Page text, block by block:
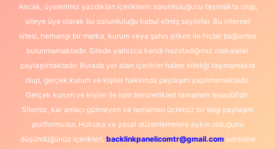
Ancak, üyelerimiz yazdıkları içeriklerin sorumluluğunu taşımakta olup,
siteye üye olarak bu sorumluluğu kabul etmiş sayılırlar. Bu internet
sitesi, herhangi bir marka, kurum veya şahıs şirketi ile hiçbir bağlantısı
bulunmamaktadır. Sitede yalnızca kendi hazırladığımız makaleler
paylaşılmaktadır. Burada yer alan içerikler haber niteliği taşımamakta
olup, gerçek kurum ve kişiler hakkında paylaşım yapılmamaktadır.
Gerçek kurum ve kişiler ile isim benzerlikleri tamamen tesadüfidir.
Sitemiz, kar amacı gütmeyen ve tamamen ücretsiz bir bilgi paylaşım
platformudur. Hukuka ve yasal düzenlemelere aykırı olduğunu
düşündüğünüz içerikleri, backlinkpanelicomtr@gmail.comadresine